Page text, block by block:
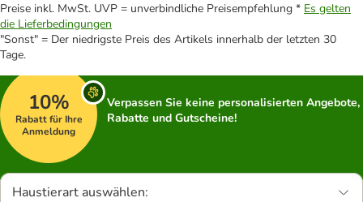
Preise inkl. MwSt. UVP = unverbindliche Preisempfehlung * Es gelten
die Lieferbedingungen
"Sonst" = Der niedrigste Preis des Artikels innerhalb der letzten 30
Tage.
10%
Rabatt für Ihre
Anmeldung
Verpassen Sie keine personalisierten Angebote,
Rabatte und Gutscheine!
Haustierart auswählen: